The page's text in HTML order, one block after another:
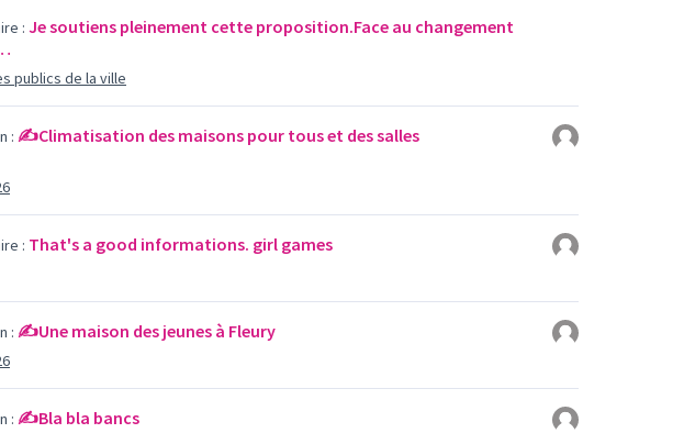
: Je soutiens pleinement cette proposition.Face au changement
publics de la ville
: ✍️Climatisation des maisons pour tous et des salles
: That's a good informations. girl games
: ✍️Une maison des jeunes à Fleury
: ✍️Bla bla bancs